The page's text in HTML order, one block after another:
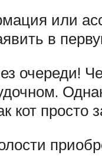
или
в
очереди!
кот просто